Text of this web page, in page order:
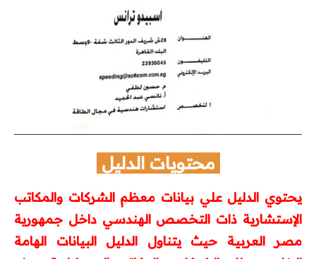
أكواد الحريق
أكواد هندسة مدنية
مشاريع تخرج
كتالوجات وأسعار
كتالوجات
لستة أسعار
اتصالات
محتويات الدليل
يحتوي الدليل علي بيانات معظم الشركات والمكاتب
الإستشارية ذات التخصص الهندسي داخل جمهورية
مصر العربية حيث يتناول الدليل البيانات الهامة